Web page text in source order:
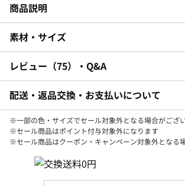
商品説明
素材・サイズ
レビュー 75 ・Q&A
配送・返品交換・お支払いについて
※一部の色・サイズでセール対象外となる場合がござ
※セール商品はポイント付与対象外になります
※セール商品はクーポン・キャンペーン対象外となる